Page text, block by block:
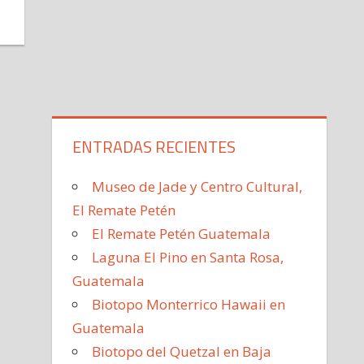
ENTRADAS RECIENTES
Museo de Jade y Centro Cultural,
El Remate Petén
El Remate Petén Guatemala
Laguna El Pino en Santa Rosa,
Guatemala
Biotopo Monterrico Hawaii en
Guatemala
Biotopo del Quetzal en Baja